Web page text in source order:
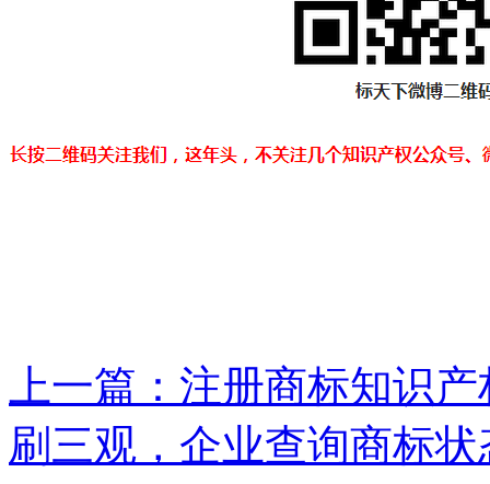
上一篇： 注册商标知识产
刷三观，企业查询商标状